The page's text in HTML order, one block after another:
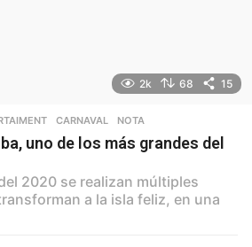
2k 68 15
CARNAVAL ,NOTA
uno de los más grandes del
2020 se realizan múltiples
a la isla feliz, en una